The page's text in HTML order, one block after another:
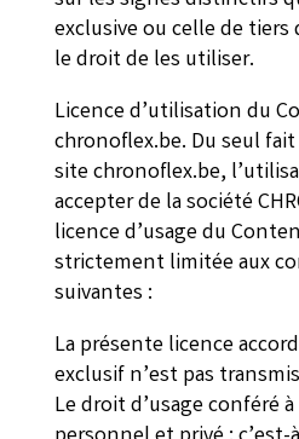
exclusive ou celle de
le droit de les utiliser.
Licence d’utilisation du
chronoflex.be. Du seul
site chronoflex.be,
accepter de la société
licence d’usage du
strictement limitée aux
suivantes :
La présente licence
exclusif n’est pas
Le droit d’usage conféré